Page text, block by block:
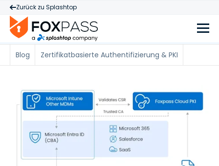
Zurück zu Splashtop
Blog Zertifikatbasierte Authentifizierung & PKI